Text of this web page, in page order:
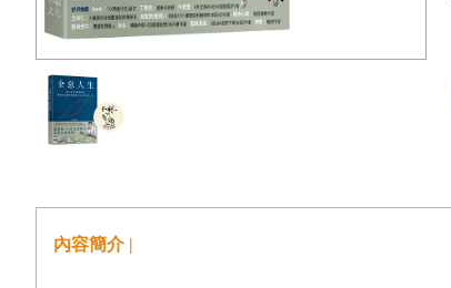
內容簡介 |